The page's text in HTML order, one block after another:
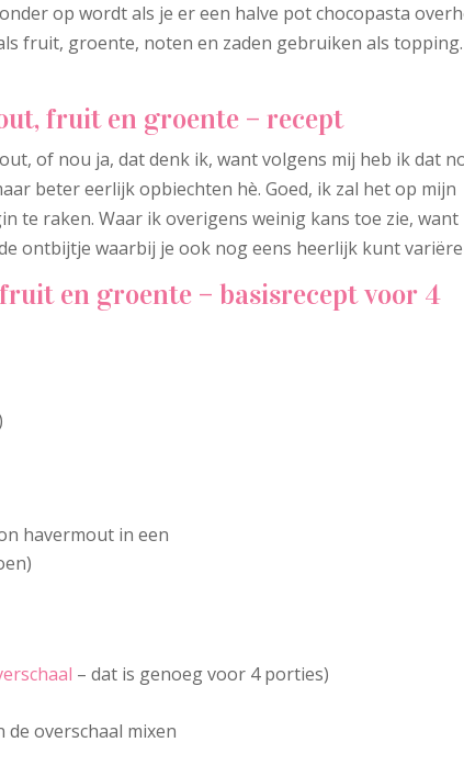
op wordt als je er een halve pot chocopasta
fruit, groente, noten en zaden gebruiken als topping.
fruit en groente – recept
of nou ja, dat denk ik, want volgens mij heb ik dat
beter eerlijk opbiechten hè. Goed, ik zal het op mijn
te raken. Waar ik overigens weinig kans toe zie, want
ontbijtje waarbij je ook nog eens heerlijk kunt
en groente – basisrecept voor 4
havermout in een
– dat is genoeg voor 4 porties)
overschaal mixen